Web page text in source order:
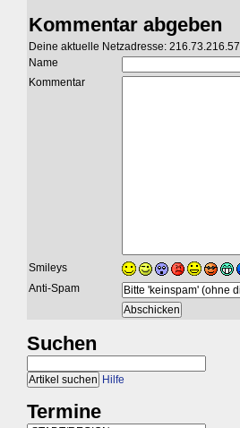
Kommentar abgeben
Deine aktuelle Netzadresse: 216.73.216.57
Name
Kommentar
Smileys
Anti-Spam
Suchen
Hilfe
Termine